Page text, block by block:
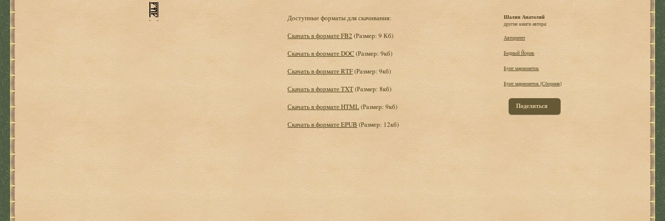
Доступные форматы для скачивания:
Скачать в формате FB2 (Размер: 9 Кб)
Скачать в формате DOC (Размер: 9кб)
Скачать в формате RTF(Размер: 9кб)
Скачать в формате TXT(Размер: 8кб)
Скачать в формате HTML(Размер: 9кб)
Скачать в формате EPUB (Размер: 12кб)
Шалин Анатолий
другие книги автора:
Автоpитет
Бедный Йорик
Бунт марионеток
Бунт марионеток [Сборник]
Поделиться